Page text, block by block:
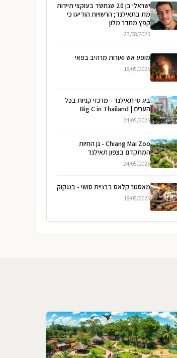
ישראלי בן 20 שנחשד בעוקצי תיירות
מת בתאילנד; הרשויות הודיעו כי
קפץ מחדר מלון
23/08/2025
מופע אש ואורות מרהיב בפאי
18/05/2025
ביג סי תאילנד - מרכזי קניות בכל
הערים | Big C in Thailand
24/05/2025
Chiang Mai Zoo - גן החיות
המתקדם בצפון תאילנד
24/05/2025
מאסטר קלאס בבניית סושי - בנגקוק
18/05/2025